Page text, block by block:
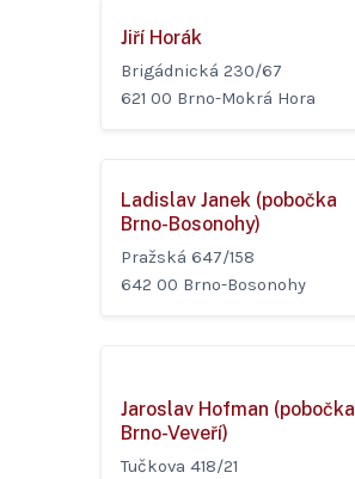
Jiří Horák
Brigádnická 230/67
621 00 Brno-Mokrá Hora
Ladislav Janek (pobočka
Brno-Bosonohy)
Pražská 647/158
642 00 Brno-Bosonohy
Jaroslav Hofman (pobočka
Brno-Veveří)
Tučkova 418/21